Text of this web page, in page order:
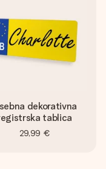
dekorativna
tablica
29,99 €